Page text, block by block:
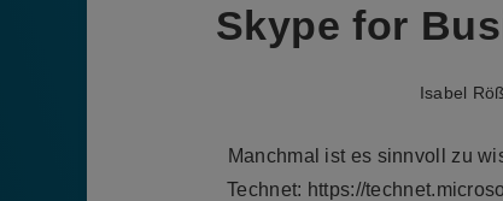
Skype for
Isabel
Manchmal ist es sinnvoll zu
Technet: https://